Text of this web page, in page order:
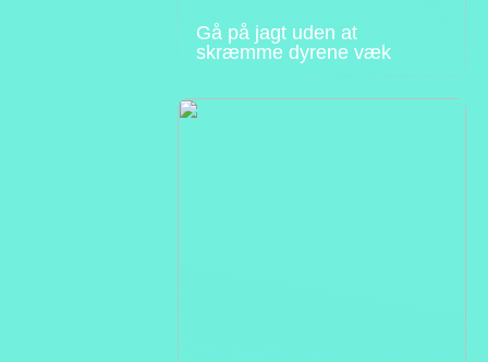
Gå på jagt uden at
skræmme dyrene væk